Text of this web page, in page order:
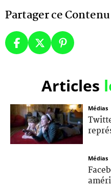
Partager ce Contenu
Articles
Médias
Médias